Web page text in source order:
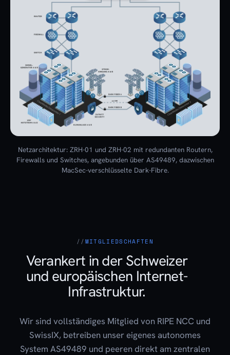
Netzarchitektur: ZRH-01 und ZRH-02 mit redundanten Routern,
Firewalls und Switches, angebunden über AS49489, dazwischen
MacSec-verschlüsselte Dark-Fibre.
MITGLIEDSCHAFTEN
Verankert in der Schweizer
und europäischen Internet-
Infrastruktur.
Wir sind vollständiges Mitglied von RIPE NCC und
SwissIX, betreiben unser eigenes autonomes
System AS49489 und peeren direkt am zentralen